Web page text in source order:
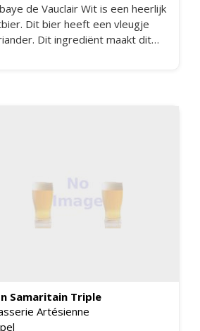
de Vauclair Wit is een heerlijk
Dit bier heeft een vleugje
Dit ingrediënt maakt dit
Samaritain Triple
Artésienne